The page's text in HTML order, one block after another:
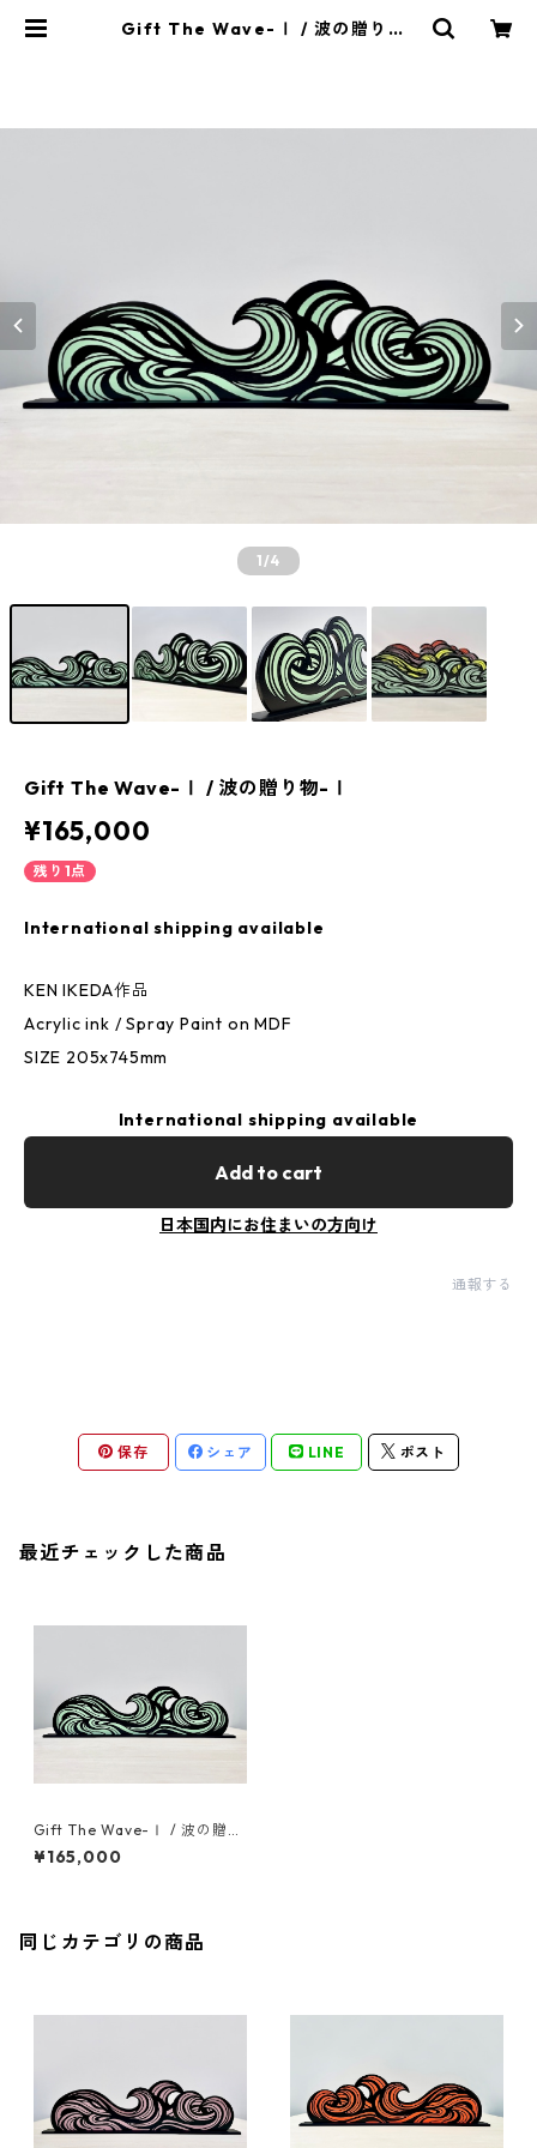
Gift The Wave-Ⅰ / 波の贈り物-
1/4
Gift The Wave-Ⅰ / 波の贈り物-Ⅰ
¥165,000
残り1点
International shipping available
KEN IKEDA作品
Acrylic ink / Spray Paint on MDF
SIZE 205x745mm
International shipping available
Add to cart
日本国内にお住まいの方向け
通報する
保存 シェア LINE ポスト
最近チェックした商品
Gift The Wave-Ⅰ / 波の贈り
物-Ⅰ
¥165,000
同じカテゴリの商品